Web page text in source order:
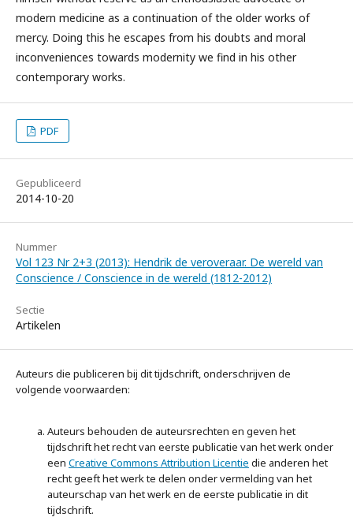
modern medicine as a continuation of the older works of
mercy. Doing this he escapes from his doubts and moral
inconveniences towards modernity we find in his other
contemporary works.
PDF
Gepubliceerd
2014-10-20
Nummer
Vol 123 Nr 2+3 (2013): Hendrik de veroveraar. De wereld van
Conscience / Conscience in de wereld (1812-2012)
Sectie
Artikelen
Auteurs die publiceren bij dit tijdschrift, onderschrijven de
volgende voorwaarden:
Auteurs behouden de auteursrechten en geven het
tijdschrift het recht van eerste publicatie van het werk onder
een Creative Commons Attribution Licentie die anderen het
recht geeft het werk te delen onder vermelding van het
auteurschap van het werk en de eerste publicatie in dit
tijdschrift.